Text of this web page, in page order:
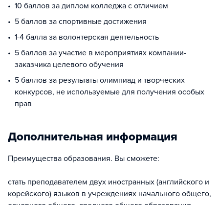
10 баллов за диплом колледжа с отличием
5 баллов за спортивные достижения
1-4 балла за волонтерская деятельность
5 баллов за участие в мероприятиях компании-
заказчика целевого обучения
5 баллов за результаты олимпиад и творческих
конкурсов, не используемые для получения особых
прав
Дополнительная информация
Преимущества образования. Вы сможете:
стать преподавателем двух иностранных (английского и
корейского) языков в учреждениях начального общего,